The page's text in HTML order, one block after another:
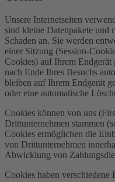
Unsere Internetseiten
sind kleine Datenpakete und
Schaden an. Sie werden
einer Sitzung (Session-
Cookies) auf Ihrem Endgerät
nach Ende Ihres Besuchs
bleiben auf Ihrem Endgerät
oder eine automatische
Cookies können von uns
Drittunternehmen stammen
Cookies ermöglichen die
von Drittunternehmen
Abwicklung von
Cookies haben